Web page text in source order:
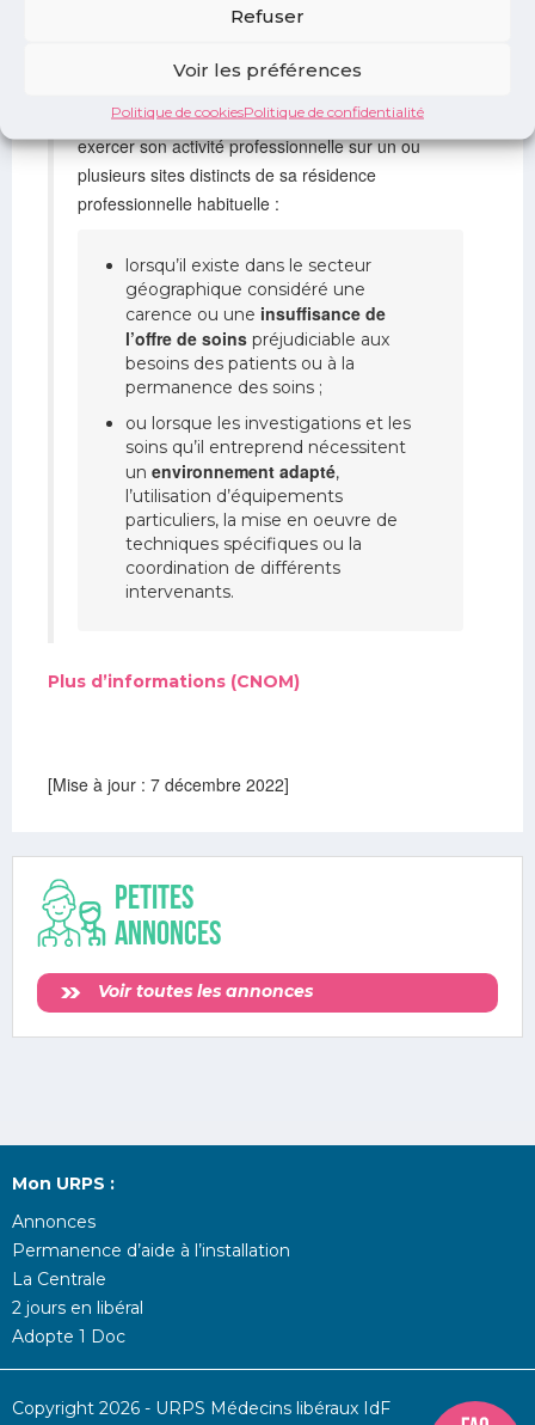
Refuser
Voir les préférences
Politique de cookiesPolitique de confidentialité
santé publique)
Dans l’intérêt de la population, un médecin peut
exercer son activité professionnelle sur un ou
plusieurs sites distincts de sa résidence
professionnelle habituelle :
lorsqu’il existe dans le secteur
géographique considéré une
carence ou une insuffisance de
l’offre de soins préjudiciable aux
besoins des patients ou à la
permanence des soins ;
ou lorsque les investigations et les
soins qu’il entreprend nécessitent
un environnement adapté,
l’utilisation d’équipements
particuliers, la mise en oeuvre de
techniques spécifiques ou la
coordination de différents
intervenants.
Plus d’informations (CNOM)
[Mise à jour : 7 décembre 2022]
Petites
annonces
Voir toutes les annonces
Mon URPS :
Annonces
Permanence d’aide à l’installation
La Centrale
2 jours en libéral
Adopte 1 Doc
Copyright 2026 - URPS Médecins libéraux IdF